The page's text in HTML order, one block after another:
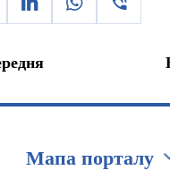
Мапа порталу